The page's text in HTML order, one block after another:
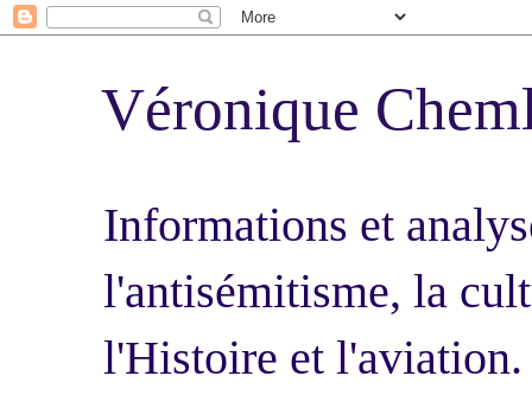
Véronique
Informations et
l'antisémitisme, la
l'Histoire et l'aviation.